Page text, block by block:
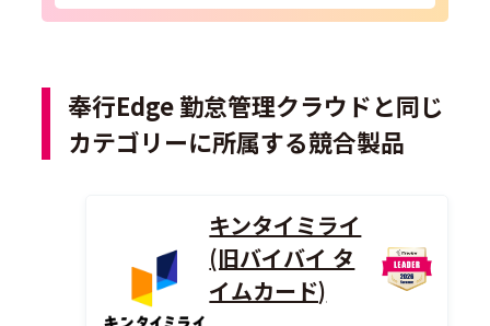
奉行Edge 勤怠管理クラウドと同じ
カテゴリーに所属する競合製品
キンタイミライ
(旧バイバイ タ
イムカード)